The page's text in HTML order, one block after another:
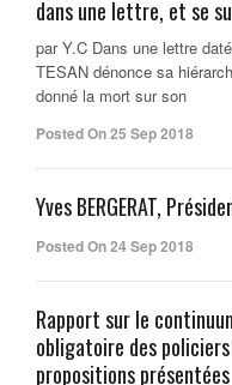
dans une lettre, et se
par Y.C Dans une lettre
TESAN dénonce sa
donné la mort sur son
Posted On 25 Sep 2018
Yves BERGERAT,
Posted On 24 Sep 2018
Rapport sur le
obligatoire des
propositions présentées